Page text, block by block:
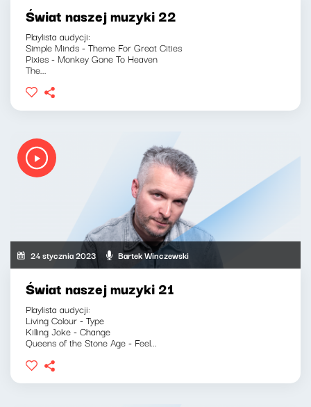
Świat naszej muzyki 22
Playlista audycji:
Simple Minds - Theme For Great Cities
Pixies - Monkey Gone To Heaven
The...
24 stycznia 2023 Bartek Winczewski
Świat naszej muzyki 21
Playlista audycji:
Living Colour - Type
Killing Joke - Change
Queens of the Stone Age - Feel...